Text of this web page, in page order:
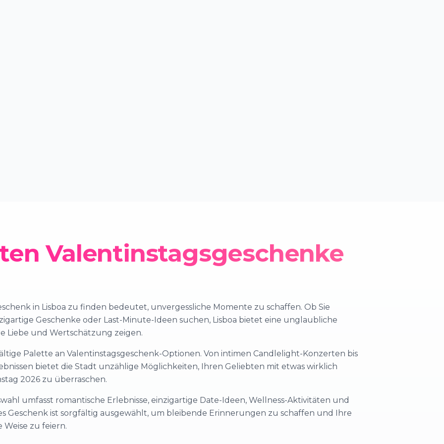
Valentinstagsgeschenke
in Lisboa zu finden bedeutet, unvergessliche Momente zu schaffen. Ob Sie
Geschenke oder Last-Minute-Ideen suchen, Lisboa bietet eine unglaubliche
Liebe und Wertschätzung zeigen.
Palette an Valentinstagsgeschenk-Optionen. Von intimen Candlelight-Konzerten bis
bietet die Stadt unzählige Möglichkeiten, Ihren Geliebten mit etwas wirklich
2026 zu überraschen.
umfasst romantische Erlebnisse, einzigartige Date-Ideen, Wellness-Aktivitäten und
Geschenk ist sorgfältig ausgewählt, um bleibende Erinnerungen zu schaffen und Ihre
zu feiern.